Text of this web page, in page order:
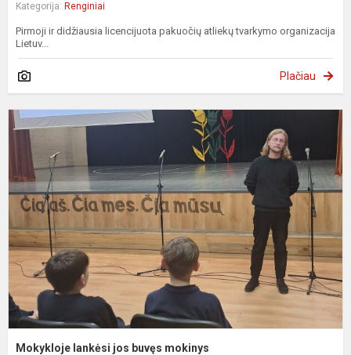
Kategorija: Renginiai
Pirmoji ir didžiausia licencijuota pakuočių atliekų tvarkymo organizacija
Lietuv...
Plačiau
Mokykloje lankėsi jos buvęs mokinys